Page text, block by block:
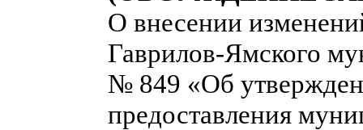
О внесении
Гаврилов-Ямского
№ 849 «Об
предоставления